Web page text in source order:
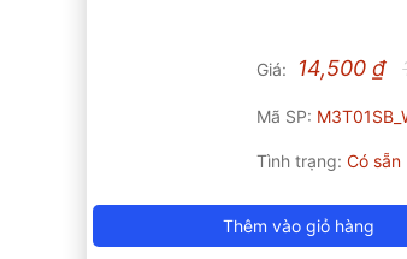
Giá: 14,500₫
Mã SP:
Tình trạng:Có sẵn
Thêm vào giỏ hàng